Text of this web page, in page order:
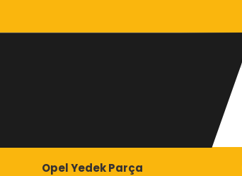
Opel Yedek Parça